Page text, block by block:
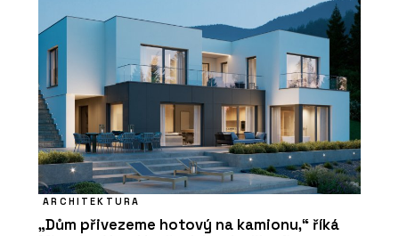
ARCHITEKTURA
„Dům přivezeme hotový na kamionu,“ říká